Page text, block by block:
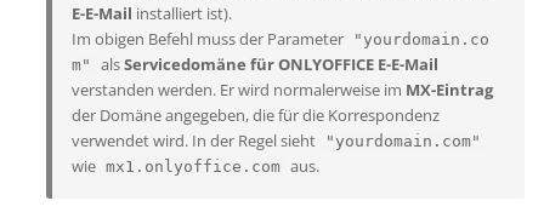
E-E-Mail installiert ist).
Im obigen Befehl muss der Parameter
"yourdomain.co
m"
alsServicedomäne für ONLYOFFICE E-E-Mail
verstanden werden. Er wird normalerweise im MX-Eintrag
der Domäne angegeben, die für die Korrespondenz
verwendet wird. In der Regel sieht
"yourdomain.com"
wie mx1.onlyoffice.com aus.